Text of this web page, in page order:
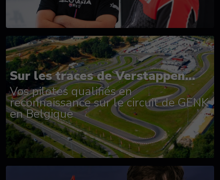
Sur les traces de Verstappen...
Vos pilotes qualifiés en
reconnaissance sur le circuit de GENK
en Belgique